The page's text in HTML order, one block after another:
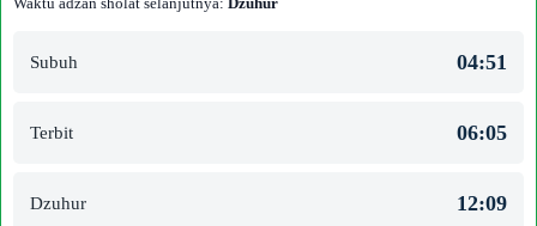
Subuh 04:51
Terbit 06:05
Dzuhur 12:09